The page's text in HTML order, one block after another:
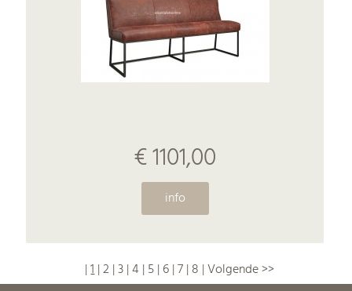
€ 1101,00
info
|1|2|3|4 |5|6|7|8 |Volgende>>